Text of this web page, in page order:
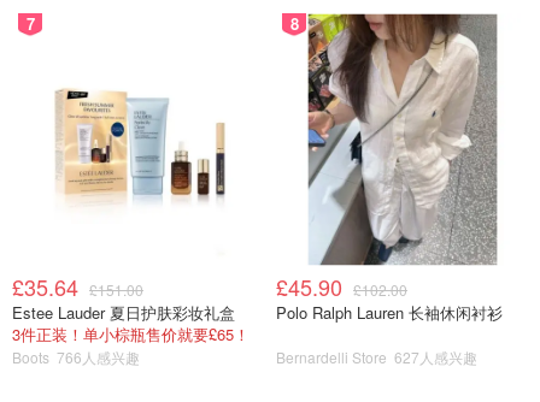
图片来自于@懒得改名，版权归原作者所有
材料：地瓜、芝士（最好能拉丝的芝士碎）、牛奶、糖、手
7
£35.64 £151.00
Estee Lauder 夏日护肤彩妆礼盒
3件正装！单小棕瓶售价就要£65！
Boots 766人感兴趣
8
£45.90 £102.00
Polo Ralph Lauren 长袖休闲衬衫
Bernardelli Store 627人感兴趣